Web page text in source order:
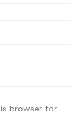
browser for